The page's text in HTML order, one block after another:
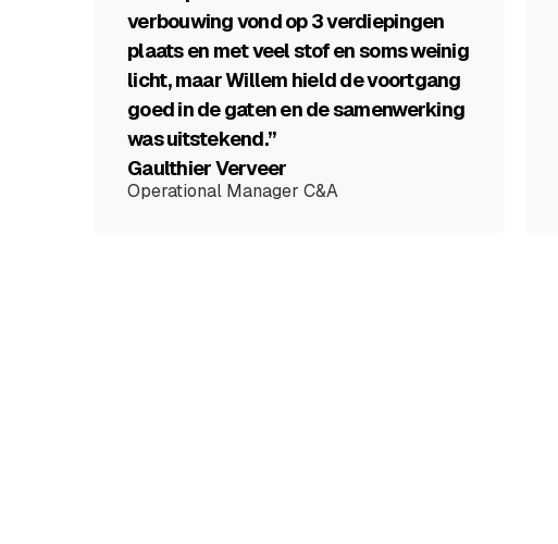
verbouwing vond op 3 verdiepingen
plaats en met veel stof en soms weinig
licht, maar Willem hield de voortgang
goed in de gaten en de samenwerking
was uitstekend.”
Gaulthier Verveer
Operational Manager C&A